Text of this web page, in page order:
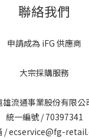
聯絡我們
申請成為 iFG 供應商
大宗採購服務
雄流通事業股份有限公
統一編號 / 70397341
/ ecservice@fg-